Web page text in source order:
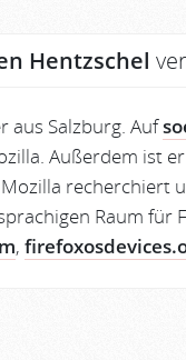
Hentzschel
aus Salzburg. Auf
Außerdem ist
recherchiert
Raum für
,